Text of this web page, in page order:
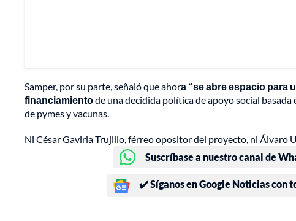
Samper, por su parte, señaló que ahora “se abre espacio para
financiamientode una decidida política de apoyo social
de pymes y vacunas.
Ni César Gaviria Trujillo, férreo opositor del proyecto, ni Álvaro
Suscríbase a nuestro canal de
✔️ Síganos en Google Noticias con